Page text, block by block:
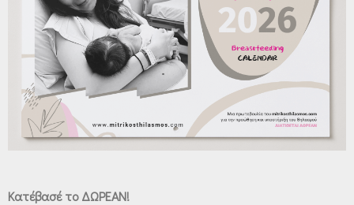
Κατέβασέ το ΔΩΡΕΑΝ!